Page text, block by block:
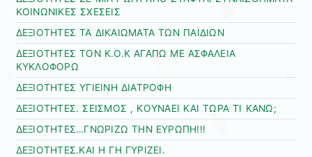
ΚΟΙΝΩΝΙΚΕΣ ΣΧΕΣΕΙΣ
ΔΕΞΙΟΤΗΤΕΣ ΤΑ ΔΙΚΑΙΩΜΑΤΑ ΤΩΝ ΠΑΙΔΙΩΝ
ΔΕΞΙΟΤΗΤΕΣ ΤΟΝ Κ.Ο.Κ ΑΓΑΠΩ ΜΕ ΑΣΦΑΛΕΙΑ
ΚΥΚΛΟΦΟΡΩ
ΔΕΞΙΟΤΗΤΕΣ ΥΓΙΕΙΝΗ ΔΙΑΤΡΟΦΗ
ΔΕΞΙΟΤΗΤΕΣ. ΣΕΙΣΜΟΣ , ΚΟΥΝΑΕΙ ΚΑΙ ΤΩΡΑ ΤΙ ΚΑΝΩ;
ΔΕΞΙΟΤΗΤΕΣ…ΓΝΩΡΙΖΩ ΤΗΝ ΕΥΡΩΠΗ!!!
ΔΕΞΙΟΤΗΤΕΣ.ΚΑΙ Η ΓΗ ΓΥΡΙΖΕΙ.